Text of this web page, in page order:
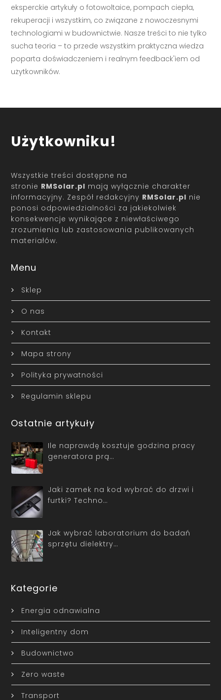
eksperckie artykuły o fotowoltaice, pompach ciepła,
rekuperacji i wszystkim, co związane z nowoczesnymi
technologiami w budownictwie. Nasze treści to nie tylko
sucha teoria – to przede wszystkim praktyczna wiedza
poparta doświadczeniem i realnym feedback'iem od
użytkowników.
Użytkowniku!
Wszystkie treści dostępne na
stronie RMSolar.pl mają wyłącznie charakter
informacyjny. Zespół redakcyjny RMSolar.pl nie
ponosi odpowiedzialności za jakiekolwiek
konsekwencje wynikające z niewłaściwego
zrozumienia lub zastosowania publikowanych
materiałów.
Menu
Sklep
O nas
Kontakt
Mapa strony
Polityka prywatności
Regulamin sklepu
Ostatnie artykuły
Ile naprawdę kosztuje godzina pracy
generatora prą…
Jaki zamek na kod wybrać do drzwi i
furtki? Techno…
Jak wybrać laboratorium do badań
sprzętu dielektry…
Kategorie
Energia odnawialna
Inteligentny dom
Budownictwo
Zero waste
Transport